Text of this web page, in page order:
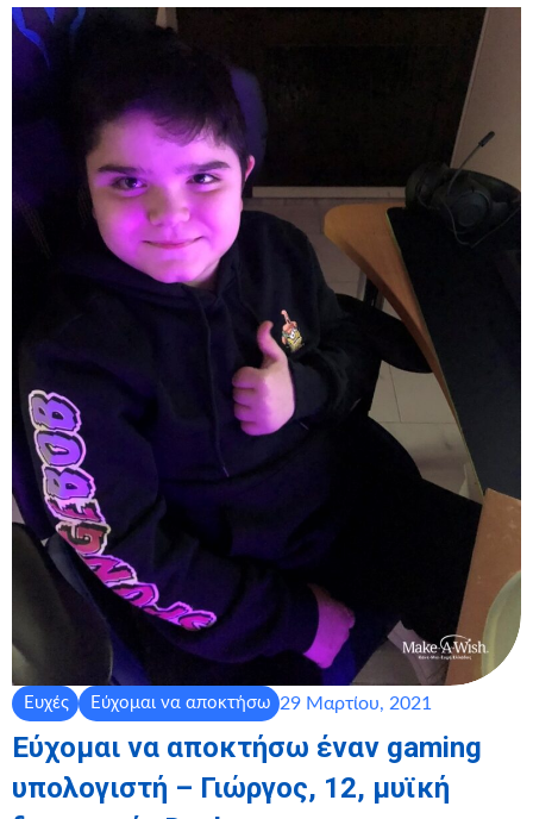
Ευχές Εύχομαι να αποκτήσω 29 Μαρτίου, 2021
Εύχομαι να αποκτήσω έναν gaming
υπολογιστή – Γιώργος, 12, μυϊκή